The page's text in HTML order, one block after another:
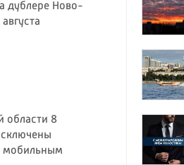
дублере Ново-
области 8
мобильным